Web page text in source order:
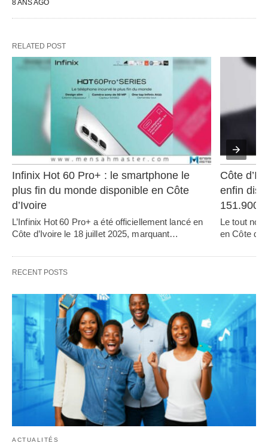
8 ANS AGO
RELATED POST
Infinix Hot 60 Pro+ : le smartphone le
plus fin du monde disponible en Côte
d’Ivoire
L’Infinix Hot 60 Pro+ a été officiellement lancé en
Côte d’Ivoire le 18 juillet 2025, marquant…
Côte
enfin
Le tout
en Côte
RECENT POSTS
ACTUALITÉS